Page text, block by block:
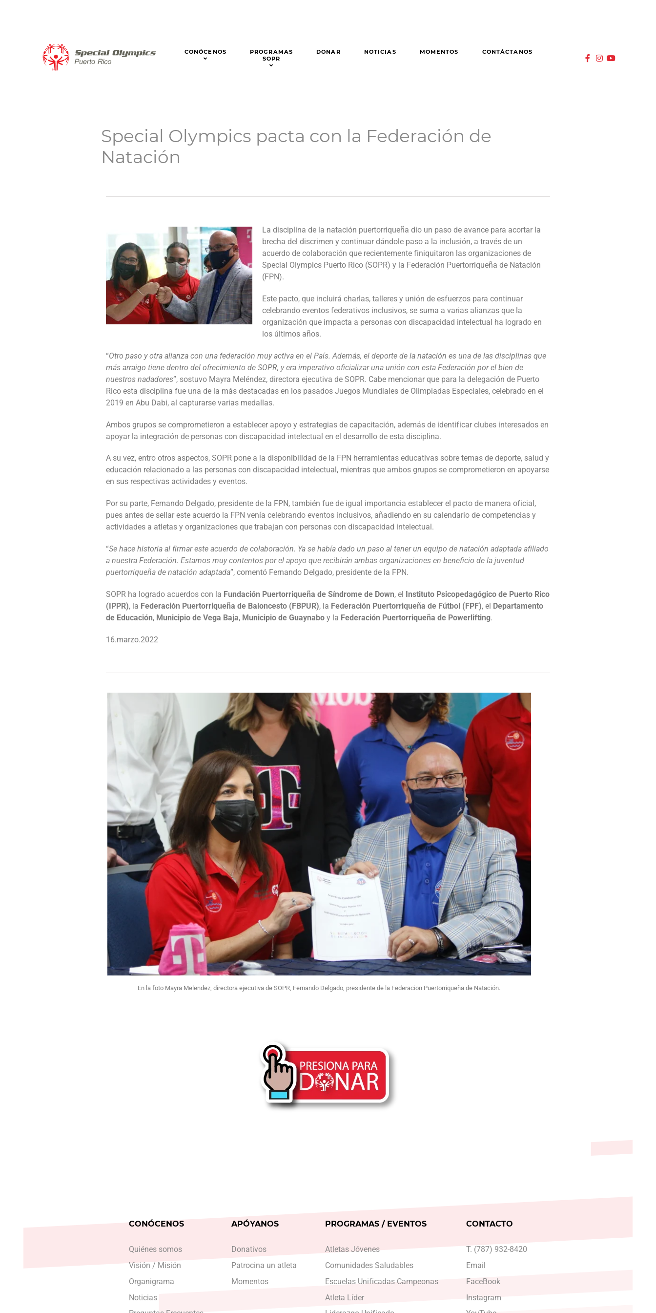
CONÓCENOS
PROGRAMAS
SOPR
DONAR NOTICIAS MOMENTOS CONTÁCTANOS
Special Olympics pacta con la Federación de
Natación
La disciplina de la natación puertorriqueña dio un paso de avance para acortar la
brecha del discrimen y continuar dándole paso a la inclusión, a través de un
acuerdo de colaboración que recientemente finiquitaron las organizaciones de
Special Olympics Puerto Rico (SOPR) y la Federación Puertorriqueña de Natación
(FPN).
Este pacto, que incluirá charlas, talleres y unión de esfuerzos para continuar
celebrando eventos federativos inclusivos, se suma a varias alianzas que la
organización que impacta a personas con discapacidad intelectual ha logrado en
los últimos años.
“Otro paso y otra alianza con una federación muy activa en el País. Además, el deporte de la natación es una de las disciplinas que
más arraigo tiene dentro del ofrecimiento de SOPR, y era imperativo oficializar una unión con esta Federación por el bien de
nuestros nadadores”, sostuvo Mayra Meléndez, directora ejecutiva de SOPR. Cabe mencionar que para la delegación de Puerto
Rico esta disciplina fue una de la más destacadas en los pasados Juegos Mundiales de Olimpiadas Especiales, celebrado en el
2019 en Abu Dabi, al capturarse varias medallas.
Ambos grupos se comprometieron a establecer apoyo y estrategias de capacitación, además de identificar clubes interesados en
apoyar la integración de personas con discapacidad intelectual en el desarrollo de esta disciplina.
A su vez, entro otros aspectos, SOPR pone a la disponibilidad de la FPN herramientas educativas sobre temas de deporte, salud y
educación relacionado a las personas con discapacidad intelectual, mientras que ambos grupos se comprometieron en apoyarse
en sus respectivas actividades y eventos.
Por su parte, Fernando Delgado, presidente de la FPN, también fue de igual importancia establecer el pacto de manera oficial,
pues antes de sellar este acuerdo la FPN venía celebrando eventos inclusivos, añadiendo en su calendario de competencias y
actividades a atletas y organizaciones que trabajan con personas con discapacidad intelectual.
“Se hace historia al firmar este acuerdo de colaboración. Ya se había dado un paso al tener un equipo de natación adaptada afiliado
a nuestra Federación. Estamos muy contentos por el apoyo que recibirán ambas organizaciones en beneficio de la juventud
puertorriqueña de natación adaptada”, comentó Fernando Delgado, presidente de la FPN.
SOPR ha logrado acuerdos con la Fundación Puertorriqueña de Síndrome de Down, el Instituto Psicopedagógico de Puerto Rico
(IPPR), la Federación Puertorriqueña de Baloncesto (FBPUR), la Federación Puertorriqueña de Fútbol (FPF), el Departamento
de Educación, Municipio de Vega Baja, Municipio de Guaynaboy la Federación Puertorriqueña de Powerlifting.
16.marzo.2022
En la foto Mayra Melendez, directora ejecutiva de SOPR, Fernando Delgado, presidente de la Federacion Puertorriqueña de Natación.
CONÓCENOS
Quiénes somos
Visión / Misión
Organigrama
Noticias
APÓYANOS
Donativos
Patrocina un atleta
Momentos
PROGRAMAS / EVENTOS
Atletas Jóvenes
Comunidades Saludables
Escuelas Unificadas Campeonas
Atleta Líder
CONTACTO
T. (787) 932-8420
Email
FaceBook
Instagram